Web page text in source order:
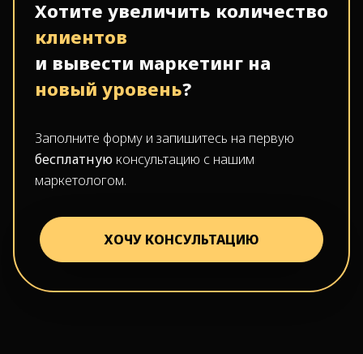
Хотите увеличить количество
клиентов
и вывести маркетинг на
новый уровень?
Заполните форму и запишитесь на первую
бесплатную консультацию с нашим
маркетологом.
ХОЧУ КОНСУЛЬТАЦИЮ